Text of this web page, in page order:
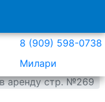
8 (909) 598-0738
Милари
аренду стр. №269